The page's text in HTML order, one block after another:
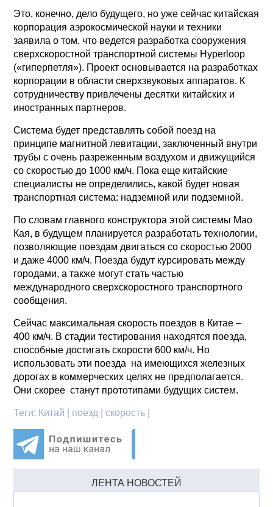
Это, конечно, дело будущего, но уже сейчас китайская
корпорация аэрокосмической науки и техники
заявила о том, что ведется разработка сооружения
сверхскоростной транспортной системы Hyperloop
(«гиперпетля»). Проект основывается на разработках
корпорации в области сверхзвуковых аппаратов. К
сотрудничеству привлечены десятки китайских и
иностранных партнеров.
Система будет представлять собой поезд на
принципе магнитной левитации, заключенный внутри
трубы с очень разреженным воздухом и движущийся
со скоростью до 1000 км/ч. Пока еще китайские
специалисты не определились, какой будет новая
транспортная система: надземной или подземной.
По словам главного конструктора этой системы Мао
Кая, в будущем планируется разработать технологии,
позволяющие поездам двигаться со скоростью 2000
и даже 4000 км/ч. Поезда будут курсировать между
городами, а также могут стать частью
международного сверхскоростного транспортного
сообщения.
Сейчас максимальная скорость поездов в Китае –
400 км/ч. В стадии тестирования находятся поезда,
способные достигать скорости 600 км/ч. Но
использовать эти поезда на имеющихся железных
дорогах в коммерческих целях не предполагается.
Они скорее станут прототипами будущих систем.
Теги: Китай | поезд | скорость |
ЛЕНТА НОВОСТЕЙ